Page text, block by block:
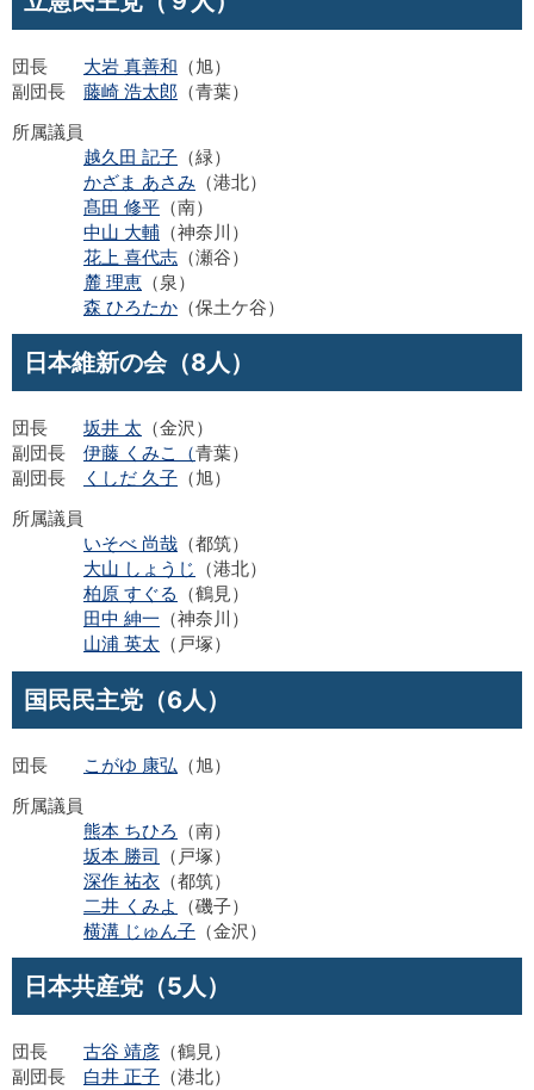
団長 大岩 真善和 （旭）
副団長 藤崎 浩太郎 （青葉）
所属議員
越久田 記子 （緑）
かざま あさみ （港北）
髙田 修平 （南）
中山 大輔 （神奈川）
花上 喜代志 （瀬谷）
麓 理恵 （泉）
森 ひろたか （保土ケ谷）
日本維新の会（8人）
団長 坂井 太 （金沢）
副団長 伊藤 くみこ（青葉）
副団長
くしだ 久子 （旭）
所属議員
いそべ 尚哉 （都筑）
大山 しょうじ （港北）
柏原 すぐる （鶴見）
田中 紳一 （神奈川）
山浦 英太 （戸塚）
国民民主党（6人）
団長 こがゆ 康弘 （旭）
所属議員
熊本 ちひろ （南）
坂本 勝司 （戸塚）
深作 祐衣 （都筑）
二井 くみよ
（磯子）
横溝 じゅん子 （金沢）
日本共産党（5人）
団長 古谷 靖彦 （鶴見）
副団長 白井 正子 （港北）